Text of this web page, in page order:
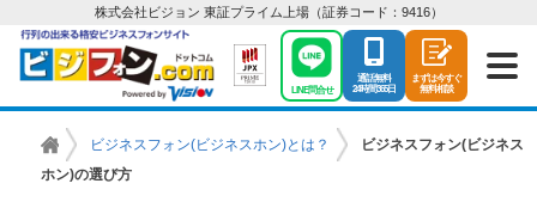
株式会社ビジョン 東証プライム上場（証券コード：9416）
LINE問合せ
通話無料
24時間365日
まずは今すぐ
無料相談
ビ
ジ
ビジネスフォン(ビジネスホン)とは？
ビジネスフォン(ビジネス
ホン)の選び方